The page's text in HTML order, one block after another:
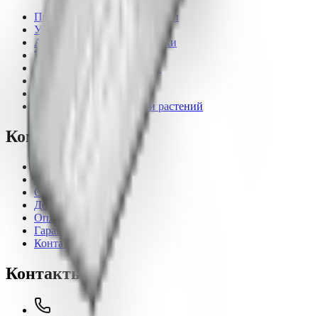
Промышленные светильники
Уличные светильники
Архитектурные светильники
Торговое освещение
Прожекторное освещение
Светильники для ферм и растений
Компания
О компании
Статьи
Доставка
Оплата
Гарантия
Контакты
Контакты